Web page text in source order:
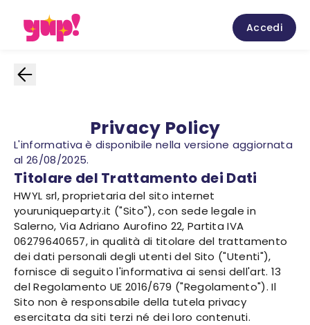
Accedi
Privacy Policy
L'informativa è disponibile nella versione aggiornata
al 26/08/2025.
Titolare del Trattamento dei Dati
HWYL srl, proprietaria del sito internet
youruniqueparty.it ("Sito"), con sede legale in
Salerno, Via Adriano Aurofino 22, Partita IVA
06279640657, in qualità di titolare del trattamento
dei dati personali degli utenti del Sito ("Utenti"),
fornisce di seguito l'informativa ai sensi dell'art. 13
del Regolamento UE 2016/679 ("Regolamento"). Il
Sito non è responsabile della tutela privacy
esercitata da siti terzi né dei loro contenuti.